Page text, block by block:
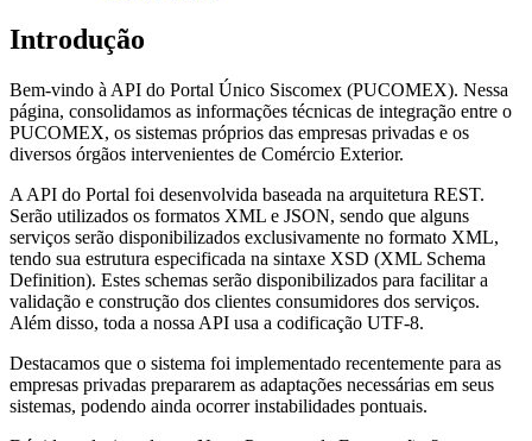
Introdução
Bem-vindo à API do Portal Único Siscomex (PUCOMEX). Nessa
página, consolidamos as informações técnicas de integração entre o
PUCOMEX, os sistemas próprios das empresas privadas e os
diversos órgãos intervenientes de Comércio Exterior.
A API do Portal foi desenvolvida baseada na arquitetura REST.
Serão utilizados os formatos XML e JSON, sendo que alguns
serviços serão disponibilizados exclusivamente no formato XML,
tendo sua estrutura especificada na sintaxe XSD (XML Schema
Definition). Estes schemas serão disponibilizados para facilitar a
validação e construção dos clientes consumidores dos serviços.
Além disso, toda a nossa API usa a codificação UTF-8.
Destacamos que o sistema foi implementado recentemente para as
empresas privadas prepararem as adaptações necessárias em seus
sistemas, podendo ainda ocorrer instabilidades pontuais.